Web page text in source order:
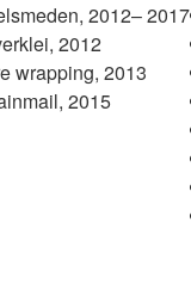
2012– 2017
2012
wrapping, 2013
2015